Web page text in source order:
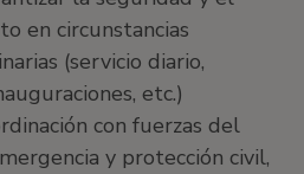
en circunstancias
(servicio diario,
etc.)
con fuerzas del
y protección civil,